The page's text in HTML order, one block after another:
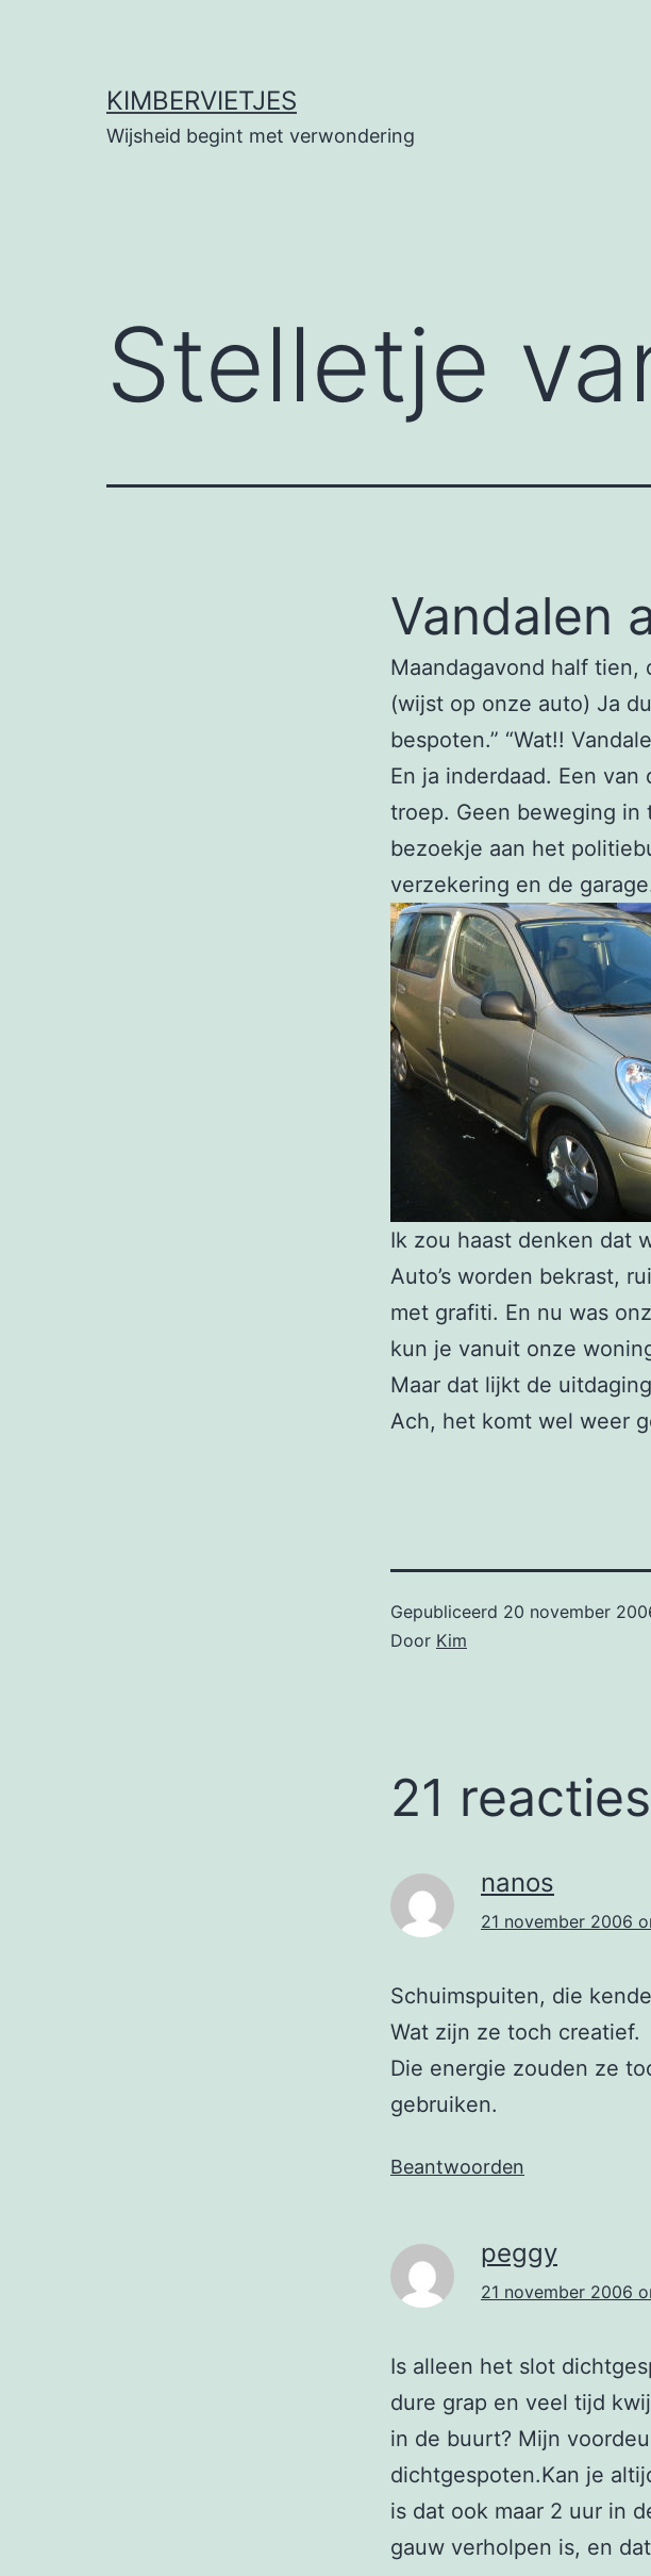
KIMBERVIETJES
Wijsheid begint met verwondering
Stelletje
Vandalen
Maandagavond half tien,
(wijst op onze auto) Ja
bespoten.” “Wat!!
En ja inderdaad. Een
troep. Geen beweging in
bezoekje aan het
verzekering en de
Ik zou haast denken dat
Auto’s worden bekrast,
met grafiti. En nu was
kun je vanuit onze
Maar dat lijkt de
Ach, het komt wel weer
Gepubliceerd 20 november
Door Kim
21 reacties
nanos
21 november 2006
Schuimspuiten, die
Wat zijn ze toch creatief.
Die energie zouden ze
gebruiken.
Beantwoorden
peggy
21 november 2006
Is alleen het slot
dure grap en veel tijd
in de buurt? Mijn
dichtgespoten.Kan je
is dat ook maar 2 uur in
gauw verholpen is, en